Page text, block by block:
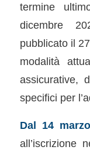
termine
dicembre
pubblicato il
modalità
assicurative,
specifici per
Dal 14
all’iscrizione